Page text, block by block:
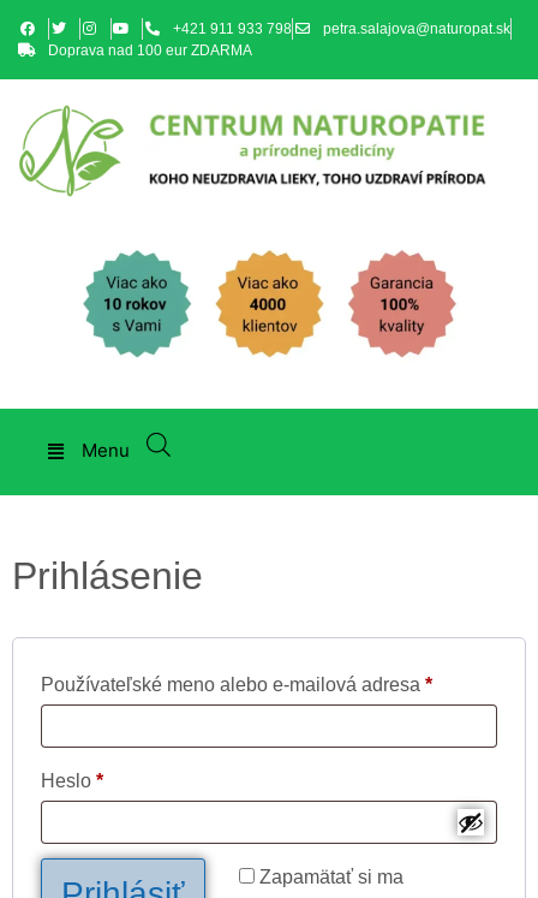
+421 911 933 798
petra.salajova@naturopat.sk
Doprava nad 100 eur ZDARMA
Menu
Prihlásenie
Používateľské meno alebo e-mailová adresa *
Heslo *
Zapamätať si ma